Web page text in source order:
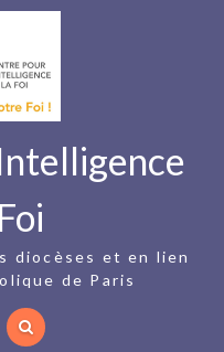
diocèses et en lien
de Paris